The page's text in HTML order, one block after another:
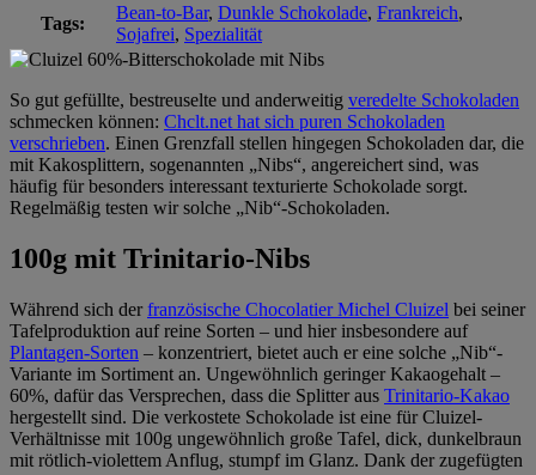
Tags:
Bean-to-Bar, Dunkle Schokolade, Frankreich,
Sojafrei, Spezialität
So gut gefüllte, bestreuselte und anderweitig veredelte Schokoladen
schmecken können: Chclt.net hat sich puren Schokoladen
verschrieben. Einen Grenzfall stellen hingegen Schokoladen dar, die
mit Kakosplittern, sogenannten „Nibs“, angereichert sind, was
häufig für besonders interessant texturierte Schokolade sorgt.
Regelmäßig testen wir solche „Nib“-Schokoladen.
100g mit Trinitario-Nibs
Während sich derfranzösische Chocolatier Michel Cluizel bei seiner
Tafelproduktion auf reine Sorten – und hier insbesondere auf
Plantagen-Sorten – konzentriert, bietet auch er eine solche „Nib“-
Variante im Sortiment an. Ungewöhnlich geringer Kakaogehalt –
60%, dafür das Versprechen, dass die Splitter aus Trinitario-Kakao
hergestellt sind. Die verkostete Schokolade ist eine für Cluizel-
Verhältnisse mit 100g ungewöhnlich große Tafel, dick, dunkelbraun
mit rötlich-violettem Anflug, stumpf im Glanz. Dank der zugefügten